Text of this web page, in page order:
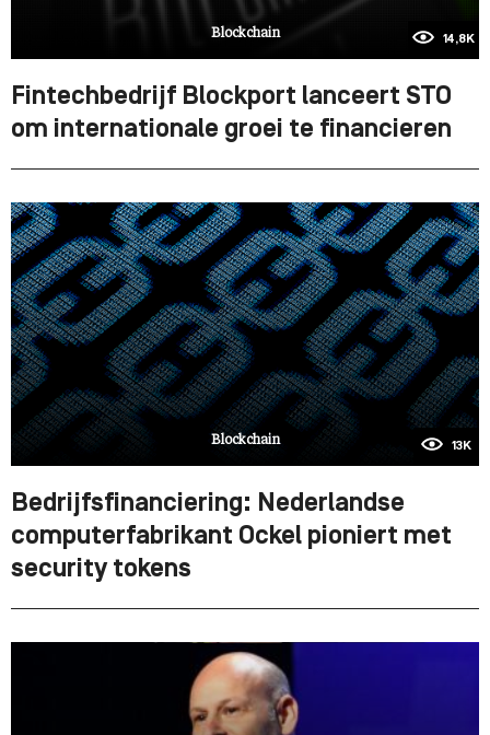
Blockchain 14,8K
Fintechbedrijf Blockport lanceert STO
om internationale groei te financieren
Blockchain 13K
Bedrijfsfinanciering: Nederlandse
computerfabrikant Ockel pioniert met
security tokens